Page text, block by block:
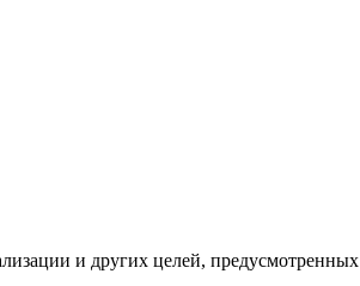
и других целей, предусмотренных